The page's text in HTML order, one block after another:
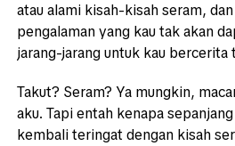
atau alami kisah-kisah seram,
pengalaman yang kau tak akan
jarang-jarang untuk kau bercerita
Takut? Seram? Ya mungkin,
aku. Tapi entah kenapa
kembali teringat dengan kisah